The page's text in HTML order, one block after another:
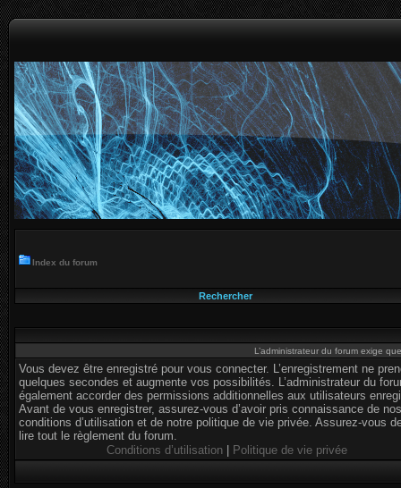
Index du forum
Rechercher
L’administrateur du forum exige
Vous devez être enregistré pour vous connecter. L’enregistrement ne
quelques secondes et augmente vos possibilités. L’administrateur du
également accorder des permissions additionnelles aux utilisateurs
Avant de vous enregistrer, assurez-vous d’avoir pris connaissance de nos
conditions d’utilisation et de notre politique de vie privée. Assurez-vous
lire tout le règlement du forum.
Conditions d’utilisation
Politique de vie privée